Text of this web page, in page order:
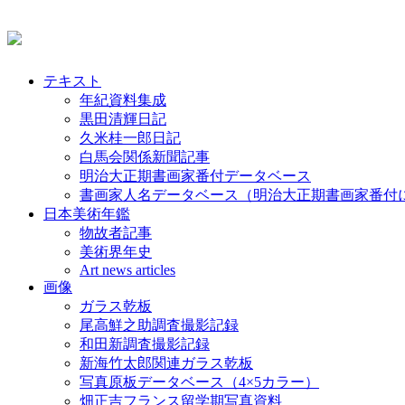
テキスト
年紀資料集成
黒田清輝日記
久米桂一郎日記
白馬会関係新聞記事
明治大正期書画家番付データベース
書画家人名データベース（明治大正期書画家番付
日本美術年鑑
物故者記事
美術界年史
Art news articles
画像
ガラス乾板
尾高鮮之助調査撮影記録
和田新調査撮影記録
新海竹太郎関連ガラス乾板
写真原板データベース（4×5カラー）
畑正吉フランス留学期写真資料